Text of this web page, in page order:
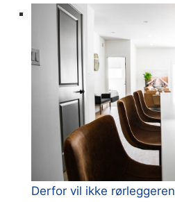
Derfor vil ikke